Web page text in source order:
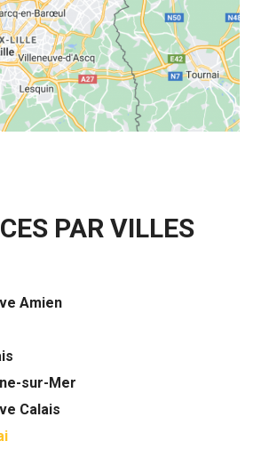
PAR VILLES
Amien
sur-Mer
Calais